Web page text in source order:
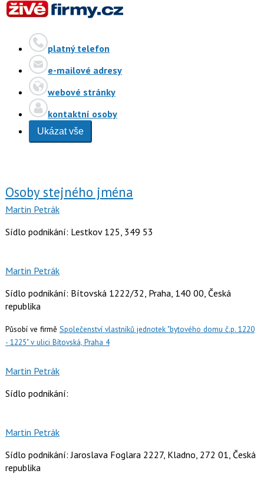
platný telefon
e-mailové adresy
webové stránky
kontaktní osoby
Ukázat vše
Osoby stejného jména
Martin Petrák
Sídlo podnikání: Lestkov 125, 349 53
Martin Petrák
Sídlo podnikání: Bítovská 1222/32, Praha, 140 00, Česká
republika
Působí ve firmě Společenství vlastníků jednotek "bytového domu č.p. 1220
- 1225" v ulici Bítovská, Praha 4
Martin Petrák
Sídlo podnikání:
Martin Petrák
Sídlo podnikání: Jaroslava Foglara 2227, Kladno, 272 01, Česká
republika